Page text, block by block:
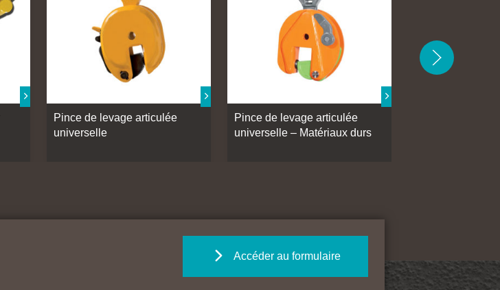
Pince de levage articulée
universelle
Pince de levage articulée
universelle – Matériaux durs
Accéder au formulaire